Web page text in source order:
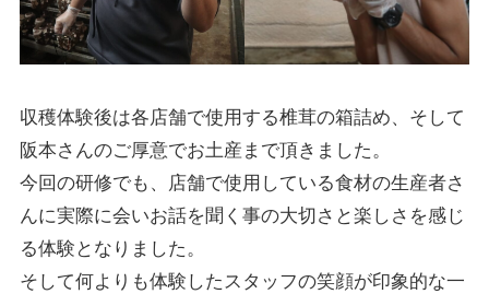
収穫体験後は各店舗で使用する椎茸の箱詰め、そして
阪本さんのご厚意でお土産まで頂きました。
今回の研修でも、店舗で使用している食材の生産者さ
んに実際に会いお話を聞く事の大切さと楽しさを感じ
る体験となりました。
そして何よりも体験したスタッフの笑顔が印象的な一